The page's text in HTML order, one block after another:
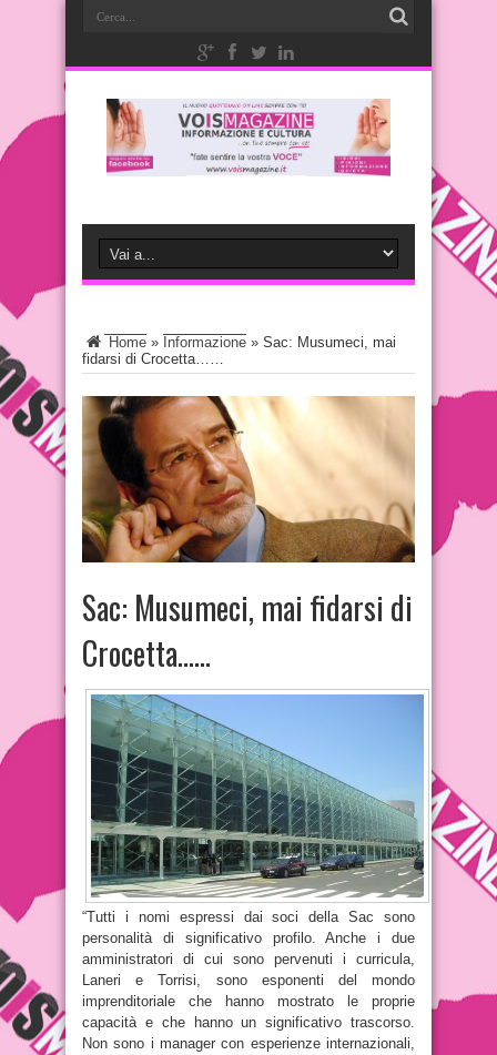
Home » Informazione » Sac: Musumeci, mai
fidarsi di Crocetta……
Sac: Musumeci, mai fidarsi di
Crocetta……
“Tutti i nomi espressi dai soci della Sac sono
personalità di significativo profilo. Anche i due
amministratori di cui sono pervenuti i curricula,
Laneri e Torrisi, sono esponenti del mondo
imprenditoriale che hanno mostrato le proprie
capacità e che hanno un significativo trascorso.
Non sono i manager con esperienze internazionali,